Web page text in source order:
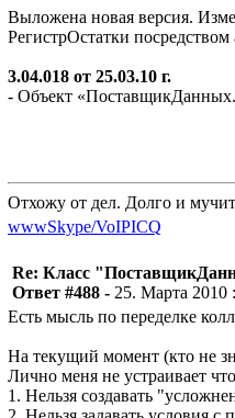
Выложена новая версия.
РегистрОстатки
3.04.018 от 25.03.10 г.
- Объект
Отхожу от дел. Долго и
wwwSkype/VoIPICQ
Re: Класс
Ответ #488 - 25. Марта 2010
Есть мысль по переделке
На текущий момент (кто не
Лично меня не устраивает
1. Нельзя создавать